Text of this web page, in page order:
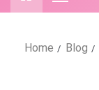
Home Blog